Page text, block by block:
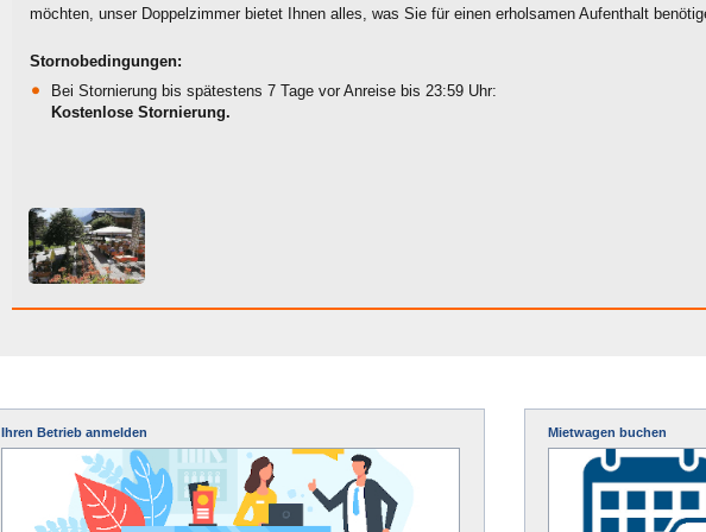
möchten, unser Doppelzimmer bietet Ihnen alles, was Sie für einen erholsamen Aufenthalt
Stornobedingungen:
Bei Stornierung bis spätestens 7 Tage vor Anreise bis 23:59 Uhr:
Kostenlose Stornierung.
Ihren Betrieb anmelden Mietwagen buchen